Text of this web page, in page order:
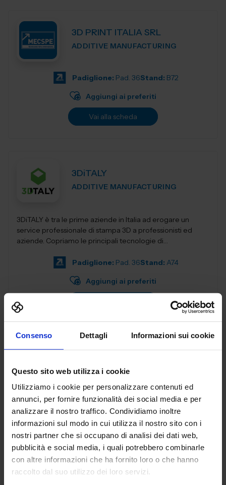
Consenso Dettagli Informazioni sui cookie
Questo sito web utilizza i cookie
Utilizziamo i cookie per personalizzare contenuti ed
annunci, per fornire funzionalità dei social media e per
analizzare il nostro traffico. Condividiamo inoltre
informazioni sul modo in cui utilizza il nostro sito con i
nostri partner che si occupano di analisi dei dati web,
pubblicità e social media, i quali potrebbero combinarle
con altre informazioni che ha fornito loro o che hanno
raccolto dal suo utilizzo dei loro servizi.
3D PRINT ITALIA SRL
ADDITIVE MANUFACTURING
Padiglione: Pad. 36Stand: B72
Aggiungi ai preferiti
Vai alla scheda
3DiTALY
ADDITIVE MANUFACTURING
3DiTALY è tra le prime aziende in Italia ad erogare un
service professionale di stampa 3D a professionisti ed
aziende. Copriamo le principali tecnologie di
Padiglione: Pad. 36Stand: A74
Aggiungi ai preferiti
ADDITIVE MANUFACTURING
3DZ spa è specializzata nell’introduzione della stampa 3D
nelle imprese e nella vendita dei più prestigiosi brand
mondiali di stampanti con tecnologia a filamento, polvere,
resina,...
Padiglione: Pad. 36Stand: D64